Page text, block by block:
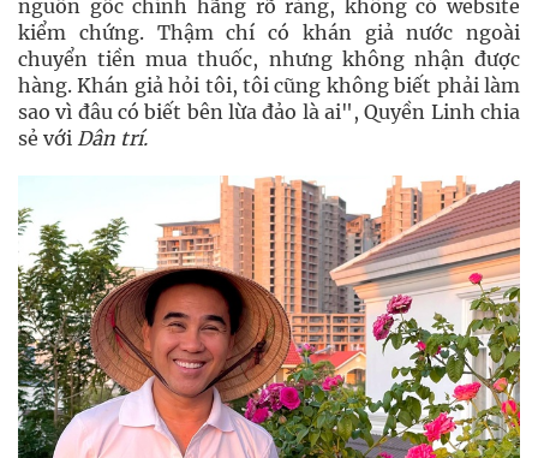
nguồn gốc chính hãng rõ ràng, không có website
kiểm chứng. Thậm chí có khán giả nước ngoài
chuyển tiền mua thuốc, nhưng không nhận được
hàng. Khán giả hỏi tôi, tôi cũng không biết phải làm
sao vì đâu có biết bên lừa đảo là ai", Quyền Linh chia
sẻ với Dân trí.